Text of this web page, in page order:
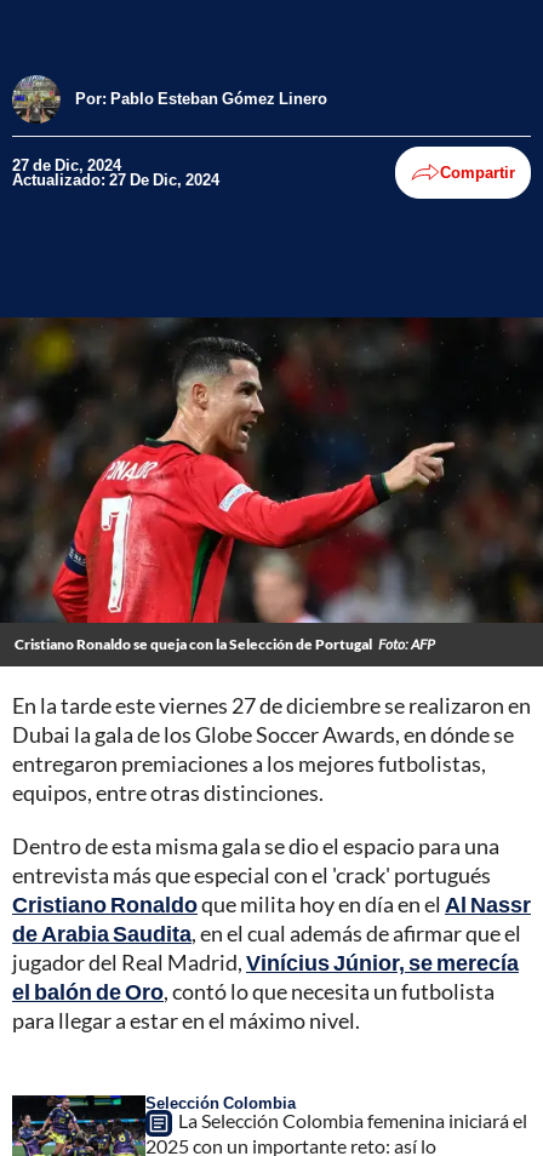
Por: Pablo Esteban Gómez Linero
27 de Dic, 2024
Actualizado: 27 De Dic, 2024 Compartir
Cristiano Ronaldo se queja con la Selección de Portugal Foto: AFP
En la tarde este viernes 27 de diciembre se realizaron en
Dubai la gala de los Globe Soccer Awards, en dónde se
entregaron premiaciones a los mejores futbolistas,
equipos, entre otras distinciones.
Dentro de esta misma gala se dio el espacio para una
entrevista más que especial con el 'crack' portugués
Cristiano Ronaldoque milita hoy en día en el Al Nassr
de Arabia Saudita, en el cual además de afirmar que el
jugador del Real Madrid,Vinícius Júnior, se merecía
el balón de Oro, contó lo que necesita un futbolista
para llegar a estar en el máximo nivel.
Selección Colombia
La Selección Colombia femenina iniciará el
2025 con un importante reto: así lo